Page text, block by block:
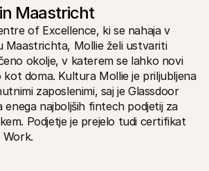
zaposlujemo!
Mollie pojavlja na vašem bančnem
ekipo za podporo strankam
pomagamo vašemu podjetju
Maastricht
of Excellence, ki se nahaja v
Maastrichta, Mollie želi ustvariti
okolje, v katerem se lahko novi
doma. Kultura Mollie je priljubljena
zaposlenimi, saj je Glassdoor
enega najboljših fintech podjetij za
Podjetje je prejelo tudi certifikat